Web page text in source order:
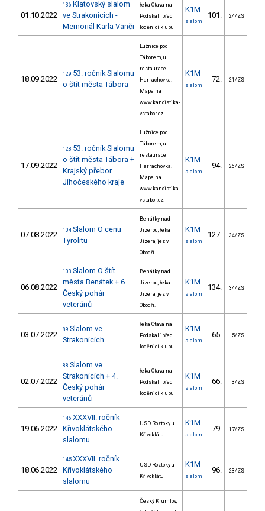
01.10.2022
136 Klatovský slalom
ve Strakonicích -
Memoriál Karla Vanči
řeka Otava na
Podskalí před
loděnicí klubu
K1M
slalom
101. 24/ZS
18.09.2022
129 53. ročník Slalomu
o štít města Tábora
Lužnice pod
Táborem, u
restaurace
Harrachovka.
Mapa na
www.kanoistika-
vstabor.cz.
K1M
slalom
72. 21/ZS
17.09.2022
128 53. ročník Slalomu
o štít města Tábora +
Krajský přebor
Jihočeského kraje
Lužnice pod
Táborem, u
restaurace
Harrachovka.
Mapa na
www.kanoistika-
vstabor.cz.
K1M
slalom
94. 26/ZS
07.08.2022 104 Slalom O cenu
Tyrolitu
Benátky nad
Jizerou, řeka
Jizera, jez v
Obodři.
K1M
slalom
127. 34/ZS
06.08.2022
103 Slalom O štít
města Benátek + 6.
Český pohár
veteránů
Benátky nad
Jizerou, řeka
Jizera, jez v
Obodři.
K1M
slalom
134. 34/ZS
03.07.2022
89 Slalom ve
Strakonicích
řeka Otava na
Podskalí před
loděnicí klubu
K1M
slalom
65. 5/ZS
02.07.2022
88 Slalom ve
Strakonicích + 4.
Český pohár
veteránů
řeka Otava na
Podskalí před
loděnicí klubu
K1M
slalom
66. 3/ZS
19.06.2022
146 XXXVII. ročník
Křivoklátského
slalomu
USD Roztoky u
Křivoklátu
K1M
slalom
79. 17/ZS
18.06.2022
145 XXXVII. ročník
Křivoklátského
slalomu
USD Roztoky u
Křivoklátu
K1M
slalom
96. 23/ZS
Český Krumlov,